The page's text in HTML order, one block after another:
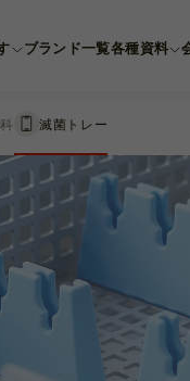
ブランド一覧各種資料
滅菌トレー
滅菌トレー